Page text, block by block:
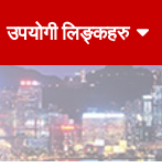
उपयोगी लिङ्कहरु